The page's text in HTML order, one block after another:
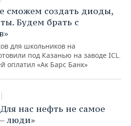
сможем создать диоды,
Будем брать с
для школьников на
под Казанью на заводе ICL.
оплатил «Ак Барс Банк»
нас нефть не самое
люди»